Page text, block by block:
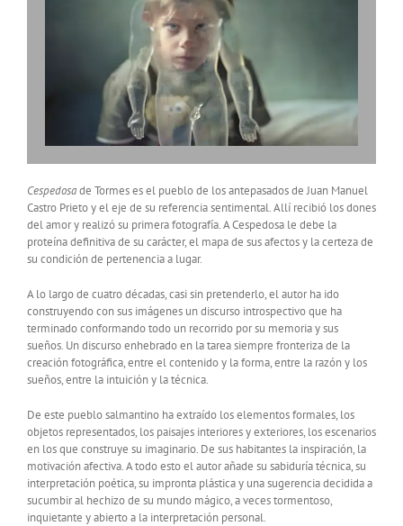
Cespedosade Tormes es el pueblo de los antepasados de Juan Manuel
Castro Prieto y el eje de su referencia sentimental. Allí recibió los dones
del amor y realizó su primera fotografía. A Cespedosa le debe la
proteína definitiva de su carácter, el mapa de sus afectos y la certeza de
su condición de pertenencia a lugar.
A lo largo de cuatro décadas, casi sin pretenderlo, el autor ha ido
construyendo con sus imágenes un discurso introspectivo que ha
terminado conformando todo un recorrido por su memoria y sus
sueños. Un discurso enhebrado en la tarea siempre fronteriza de la
creación fotográfica, entre el contenido y la forma, entre la razón y los
sueños, entre la intuición y la técnica.
De este pueblo salmantino ha extraído los elementos formales, los
objetos representados, los paisajes interiores y exteriores, los escenarios
en los que construye su imaginario. De sus habitantes la inspiración, la
motivación afectiva. A todo esto el autor añade su sabiduría técnica, su
interpretación poética, su impronta plástica y una sugerencia decidida a
sucumbir al hechizo de su mundo mágico, a veces tormentoso,
inquietante y abierto a la interpretación personal.